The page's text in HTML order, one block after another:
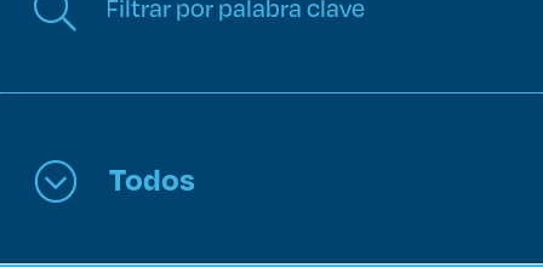
Enlaces de interés
Becas Todos